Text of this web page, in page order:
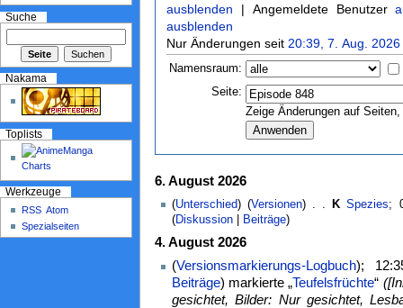
ausblenden | Angemeldete Benutzer
ausblenden
Nur Änderungen seit 20:39, 7. Aug. 2026
Namensraum:
Seite:
Zeige Änderungen auf
6. August 2026
(Unterschied) (Versionen) . . K Spezies‎;
(Diskussion| Beiträge)
4. August 2026
(Versionsmarkierungs-Logbuch);
Beiträge) markierte „Teufelsfrüchte“
gesichtet, Bilder: Nur gesichtet,
Suche
Nakama
Toplists
Werkzeuge
RSS Atom
Spezialseiten